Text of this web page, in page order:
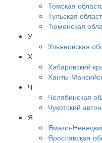
Томская
Тульская
Тюменская
У
Ульяновская
Х
Хабаровский
Ханты-
Ч
Челябинская
Чукотский
Я
Ямало-
Ярославская